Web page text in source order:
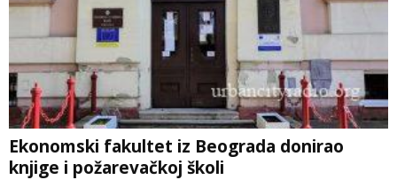
Ekonomski fakultet iz Beograda donirao
knjige i požarevačkoj školi